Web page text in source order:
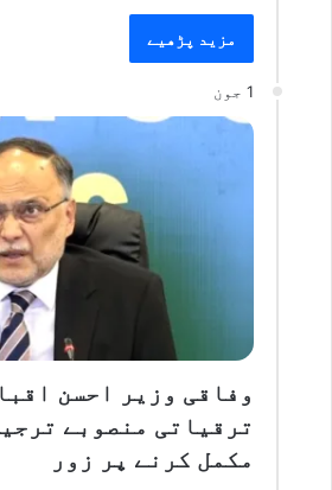
مزید پڑھیے
1 جون
وفاقی وزیر احسن
ترقیاتی منصوبے
مکمل کرنے پر زور